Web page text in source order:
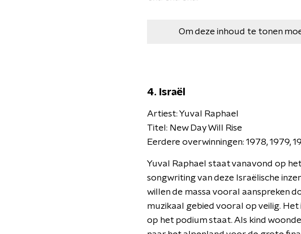
Om deze inhoud te tonen
4. Israël
Artiest: Yuval Raphael
Titel: New Day Will Rise
Eerdere overwinningen: 1978, 1979,
Yuval Raphael staat vanavond op
songwriting van deze Israëlische
willen de massa vooral aanspreken
muzikaal gebied vooral op veilig.
op het podium staat. Als kind